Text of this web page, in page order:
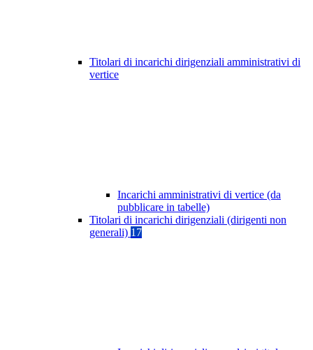
Titolari di incarichi dirigenziali amministrativi di
vertice
Incarichi amministrativi di vertice (da
pubblicare in tabelle)
Titolari di incarichi dirigenziali (dirigenti non
generali) 17